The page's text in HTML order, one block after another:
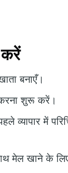
बनाएँ।
शुरू करें।
व्यापार में
मेल खाने के